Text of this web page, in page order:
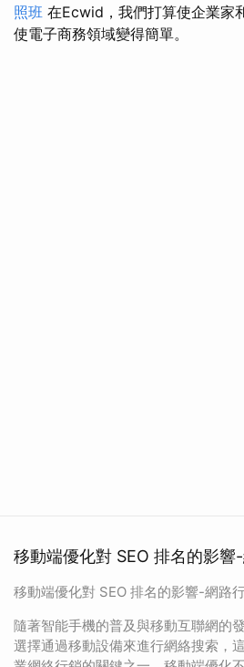
照班 在Ecwid，我們打算使企業家
使電子商務領域變得簡單。
移動端優化對 SEO 排名的影響
移動端優化對 SEO 排名的影響-網路
隨著智能手機的普及與移動互聯網的
選擇通過移動設備來進行網絡搜索，